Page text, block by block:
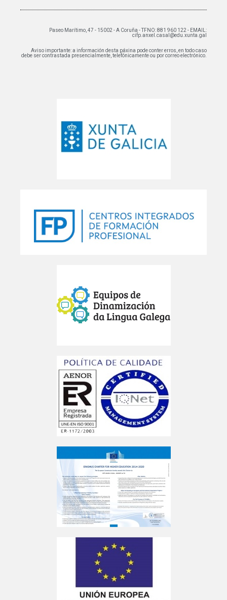
Paseo Marítimo, 47 - 15002 - A Coruña - TFNO: 881 960 122 - EMAIL:
cifp.anxel.casal@edu.xunta.gal
Aviso importante: a información desta páxina pode conter erros, en todo caso
debe ser contrastada presencialmente, telefónicamente ou por correo electrónico.